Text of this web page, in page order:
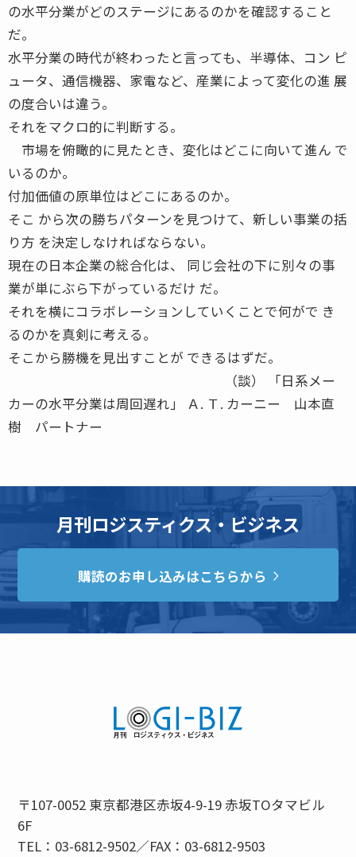
の水平分業がどのステージにあるのかを確認すること
だ。
水平分業の時代が終わったと言っても、半導体、コン ピ
ュータ、通信機器、家電など、産業によって変化の進 展
の度合いは違う。
それをマクロ的に判断する。
市場を俯瞰的に見たとき、変化はどこに向いて進ん で
いるのか。
付加価値の原単位はどこにあるのか。
そこ から次の勝ちパターンを見つけて、新しい事業の括
り方 を決定しなければならない。
現在の日本企業の総合化は、 同じ会社の下に別々の事
業が単にぶら下がっているだけ だ。
それを横にコラボレーションしていくことで何がで き
るのかを真剣に考える。
そこから勝機を見出すことが できるはずだ。
（談） 「日系メー
カーの水平分業は周回遅れ」 Ａ. Ｔ. カーニー 山本直
樹 パートナー
月刊ロジスティクス・ビジネス
購読のお申し込みはこちらから
〒107-0052 東京都港区赤坂4-9-19 赤坂TOタマビル
6F
TEL：03-6812-9502／FAX：03-6812-9503